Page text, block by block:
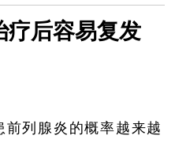
疗后容易复发
列腺炎的概率越来越